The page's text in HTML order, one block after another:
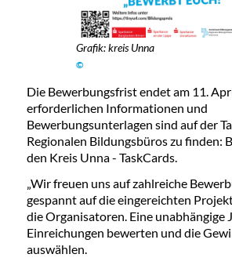
Grafik: kreis Unna
©
Die Bewerbungsfrist endet am 11.
erforderlichen Informationen und
Bewerbungsunterlagen sind auf der
Regionalen Bildungsbüros zu finden:
den Kreis Unna - TaskCards.
„Wir freuen uns auf zahlreiche
gespannt auf die eingereichten
die Organisatoren. Eine unabhängige
Einreichungen bewerten und die
auswählen.